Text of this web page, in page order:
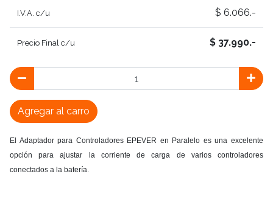
I.V.A. c/u $ 6.066.-
Precio Final c/u $ 37.990.-
Agregar al carro
El Adaptador para Controladores EPEVER en Paralelo es una excelente
opción para ajustar la corriente de carga de varios controladores
conectados a la batería.